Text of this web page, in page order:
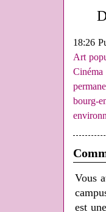
18:26
Art
Cinéma
bourg-
Vous
est